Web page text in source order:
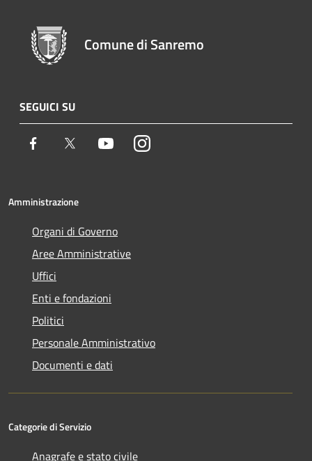
Comune di Sanremo
SEGUICI SU
Facebook Twitter YoutubeInstagram
Amministrazione
Organi di Governo
Aree Amministrative
Uffici
Enti e fondazioni
Politici
Personale Amministrativo
Documenti e dati
Categorie di Servizio
Anagrafe e stato civile